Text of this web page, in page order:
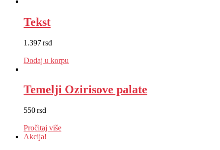
Tekst
1.397rsd
Dodaj u korpu
Temelji Ozirisove palate
550rsd
Pročitaj više
Akcija!